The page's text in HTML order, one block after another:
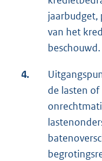
jaarbudget,
van het
beschouwd.
4.
de lasten